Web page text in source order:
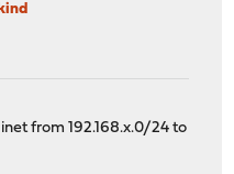
from 192.168.x.0/24 to